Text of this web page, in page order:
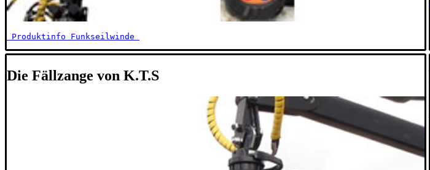
Produktinfo Funkseilwinde
Die Fällzange von K.T.S